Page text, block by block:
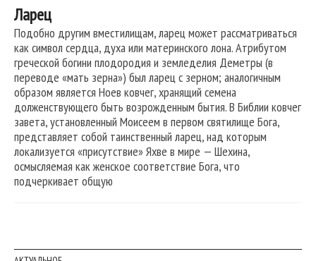
Ларец
Подобно другим вместилищам, ларец может рассматриваться
как символ сердца, духа или материнского лона. Атрибутом
греческой богини плодородия и земледелия Деметры (в
переводе «мать зерна») был ларец с зерном; аналогичным
образом является Ноев ковчег, хранящий семена
долженствующего быть возрожденным бытия. В Библии ковчег
завета, установленный Моисеем в первом святилище Бога,
представляет собой таинственный ларец, над которым
локализуется «присутствие» Яхве в мире — Шехина,
осмысляемая как женское соответствие Бога, что
подчеркивает общую